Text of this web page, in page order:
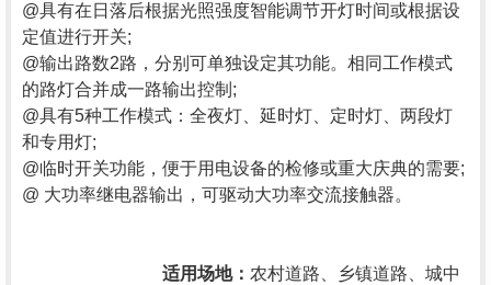
@具有在日落后根据光照强度智能调节开灯时间或根据设
定值进行开关;
@输出路数2路，分别可单独设定其功能。相同工作模式
的路灯合并成一路输出控制;
@具有5种工作模式：全夜灯、延时灯、定时灯、两段灯
和专用灯;
@临时开关功能，便于用电设备的检修或重大庆典的需要;
@ 大功率继电器输出，可驱动大功率交流接触器。
适用场地： 农村道路、乡镇道路、城中